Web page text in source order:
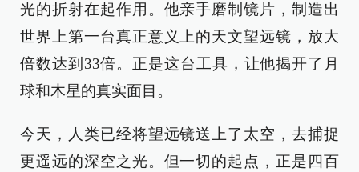
光的折射在起作用。他亲手磨制镜片，制造出
世界上第一台真正意义上的天文望远镜，放大
倍数达到33倍。正是这台工具，让他揭开了月
球和木星的真实面目。
今天，人类已经将望远镜送上了太空，去捕捉
更遥远的深空之光。但一切的起点，正是四百